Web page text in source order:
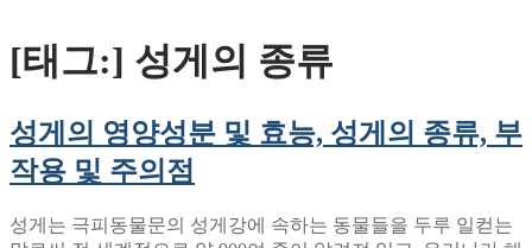
[태그:] 성게의 종류
성게의 영양성분 및 효능, 성게의 종류, 부
작용 및 주의점
성게는 극피동물문의 성게강에 속하는 동물들을 두루 일컫는